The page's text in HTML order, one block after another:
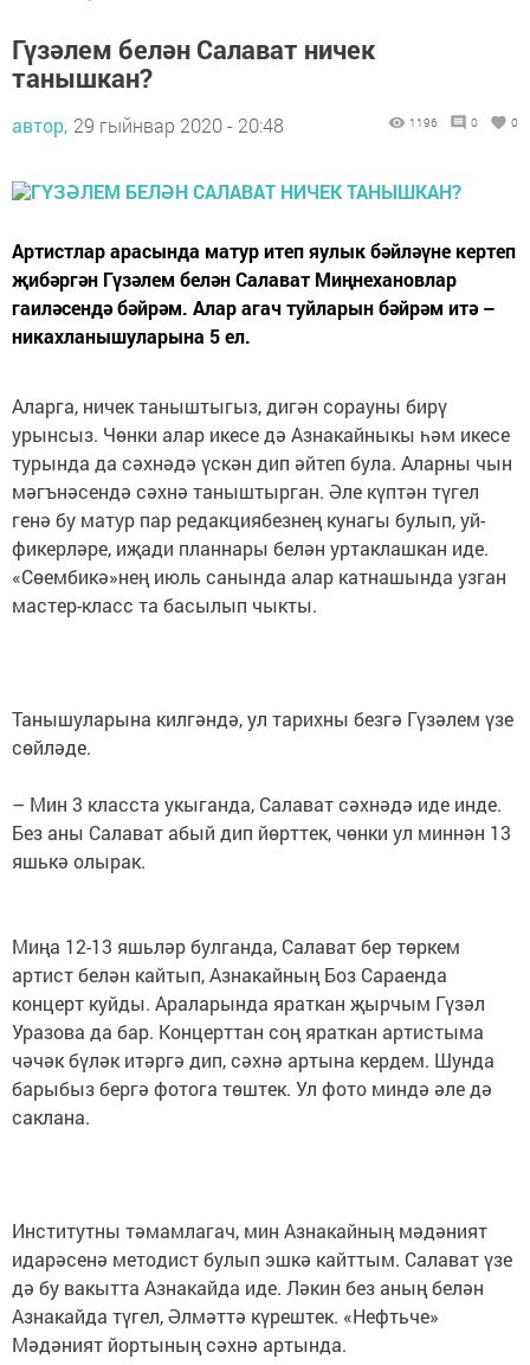
Гүзәлем белән Салават ничек
танышкан?
автор, 29 гыйнвар 2020 - 20:48 1196 0 0
Артистлар арасында матур итеп яулык бәйләүне кертеп
җибәргән Гүзәлем белән Салават Миңнехановлар
гаиләсендә бәйрәм. Алар агач туйларын бәйрәм итә –
никахланышуларына 5 ел.
Аларга, ничек таныштыгыз, дигән сорауны бирү
урынсыз. Чөнки алар икесе дә Азнакайныкы һәм икесе
турында да сәхнәдә үскән дип әйтеп була. Аларны чын
мәгънәсендә сәхнә таныштырган. Әле күптән түгел
генә бу матур пар редакциябезнең кунагы булып, уй-
фикерләре, иҗади планнары белән уртаклашкан иде.
«Сөембикә»нең июль санында алар катнашында узган
мастер-класс та басылып чыкты.
Танышуларына килгәндә, ул тарихны безгә Гүзәлем үзе
сөйләде.
– Мин 3 класста укыганда, Салават сәхнәдә иде инде.
Без аны Салават абый дип йөрттек, чөнки ул миннән 13
яшькә олырак.
Миңа 12-13 яшьләр булганда, Салават бер төркем
артист белән кайтып, Азнакайның Боз Сараенда
концерт куйды. Араларында яраткан җырчым Гүзәл
Уразова да бар. Концерттан соң яраткан артистыма
чәчәк бүләк итәргә дип, сәхнә артына кердем. Шунда
барыбыз бергә фотога төштек. Ул фото миндә әле дә
саклана.
Институтны тәмамлагач, мин Азнакайның мәдәният
идарәсенә методист булып эшкә кайттым. Салават үзе
дә бу вакытта Азнакайда иде. Ләкин без аның белән
Азнакайда түгел, Әлмәттә күрештек. «Нефтьче»
Мәдәният йортының сәхнә артында.